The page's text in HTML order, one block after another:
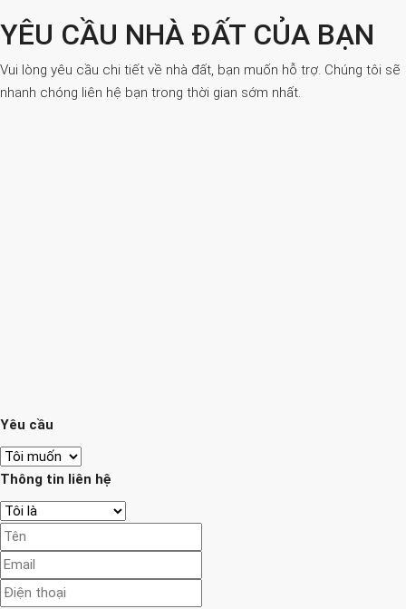
YÊU CẦU NHÀ ĐẤT CỦA BẠN
Vui lòng yêu cầu chi tiết về nhà đất, bạn muốn hỗ trợ. Chúng tôi sẽ
nhanh chóng liên hệ bạn trong thời gian sớm nhất.
Yêu cầu
Thông tin liên hệ